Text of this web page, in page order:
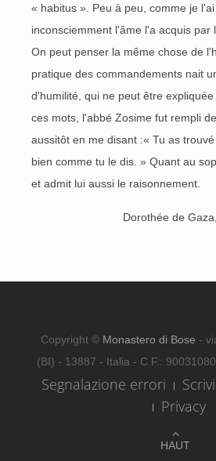
« habitus ». Peu à peu, comme je
inconsciemment l'âme l'a acquis par
On peut penser la même chose de
pratique des commandements nait
d'humilité, qui ne peut être
ces mots, l'abbé Zosime fut rempli
aussitôt en me disant :« Tu as
bien comme tu le dis. » Quant au
et admit lui aussi le raisonnement.
Dorothée de Gaza,
HAUT
Copyright © Monastero di Bose -
(BI) - 13887 - Italia - C.F.:
Segnalazione errori
Privacy